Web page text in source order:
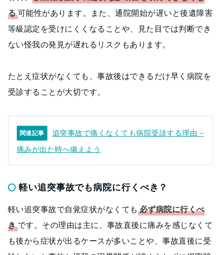
る可能性があります。また、通院開始が遅いと後遺障害
等級認定を受けにくくなることや、見た目では判断でき
ない怪我の発見が遅れるリスクもあります。
たとえ症状がなくても、事故後はできるだけ早く病院を
受診することが大切です。
関連記事
追突事故で痛くなくても病院受診する理由 –
痛みが出た時へ備えよう
軽い追突事故でも病院に行くべき？
軽い追突事故で自覚症状がなくても 必ず病院に行くべ
きです。その理由は主に、事故直後に痛みを感じなくて
も後から症状が出るケースが多いことや、事故直後に受